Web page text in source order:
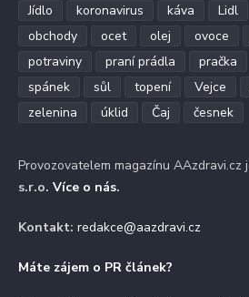
Jídlo
koronavirus káva Lidl
obchody
ocet olej ovoce
potraviny
praní prádla pračka
spánek
sůl topení Vejce
zelenina
úklid Čaj česnek
Provozovatelem magazínu AAzdravi.cz
s.r.o. Více o nás.
Kontakt: redakce@aazdravi.cz
Máte zájem o PR článek?